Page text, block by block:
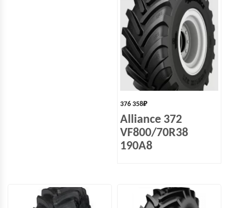
376 358₽
Alliance 372
VF800/70R38
190A8